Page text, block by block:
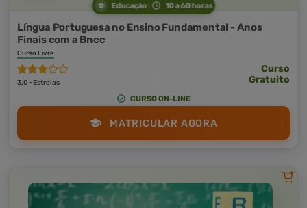
Educação 10 a 60 horas
Língua Portuguesa no Ensino Fundamental - Anos
Finais com a Bncc
Curso Livre
3,0 · Estrelas
Curso
Gratuito
CURSO ON-LINE
MATRICULAR AGORA